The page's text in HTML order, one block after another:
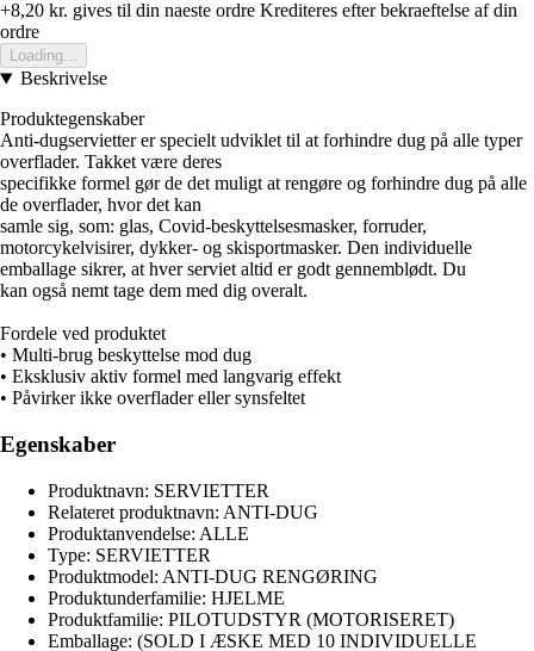
+8,20 kr. gives til din naeste ordre Krediteres efter bekraeftelse af din
ordre
Loading...
Beskrivelse
Produktegenskaber
Anti-dugservietter er specielt udviklet til at forhindre dug på alle typer
overflader. Takket være deres
specifikke formel gør de det muligt at rengøre og forhindre dug på alle
de overflader, hvor det kan
samle sig, som: glas, Covid-beskyttelsesmasker, forruder,
motorcykelvisirer, dykker- og skisportmasker. Den individuelle
emballage sikrer, at hver serviet altid er godt gennemblødt. Du
kan også nemt tage dem med dig overalt.
Fordele ved produktet
• Multi-brug beskyttelse mod dug
• Eksklusiv aktiv formel med langvarig effekt
• Påvirker ikke overflader eller synsfeltet
Egenskaber
Produktnavn: SERVIETTER
Relateret produktnavn: ANTI-DUG
Produktanvendelse: ALLE
Type: SERVIETTER
Produktmodel: ANTI-DUG RENGØRING
Produktunderfamilie: HJELME
Produktfamilie: PILOTUDSTYR (MOTORISERET)
Emballage: (SOLD I ÆSKE MED 10 INDIVIDUELLE